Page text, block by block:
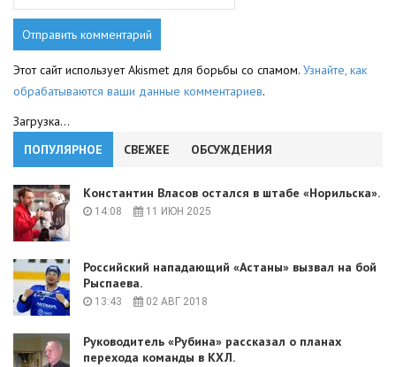
Этот сайт использует Akismet для борьбы со спамом. Узнайте, как
обрабатываются ваши данные комментариев.
Загрузка...
ПОПУЛЯРНОЕ
СВЕЖЕЕ ОБСУЖДЕНИЯ
Константин Власов остался в штабе «Норильска».
14:08 11 ИЮН 2025
Российский нападающий «Астаны» вызвал на бой
Рыспаева.
13:43 02 АВГ 2018
Руководитель «Рубина» рассказал о планах
перехода команды в КХЛ.